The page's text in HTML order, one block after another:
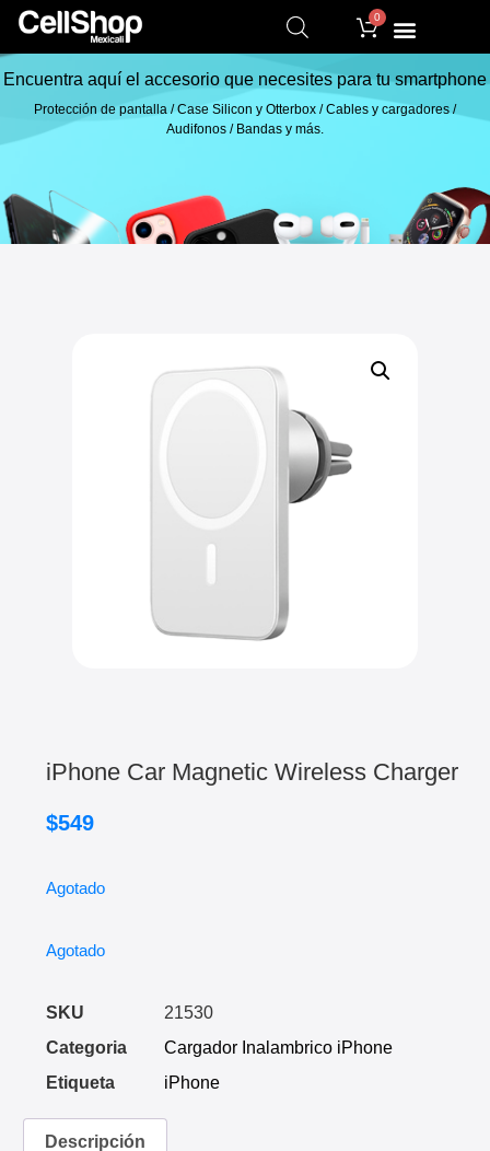
0
Encuentra aquí el accesorio que necesites para tu smartphone
Protección de pantalla / Case Silicon y Otterbox / Cables y cargadores /
Audifonos / Bandas y más.
iPhone Car Magnetic Wireless Charger
$549
Agotado
Agotado
SKU
21530
Categoria
Cargador Inalambrico iPhone
Etiqueta
iPhone
Descripción